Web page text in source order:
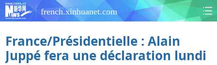
french.xinhuanet.com
France/Présidentielle : Alain
Juppé fera une déclaration lundi